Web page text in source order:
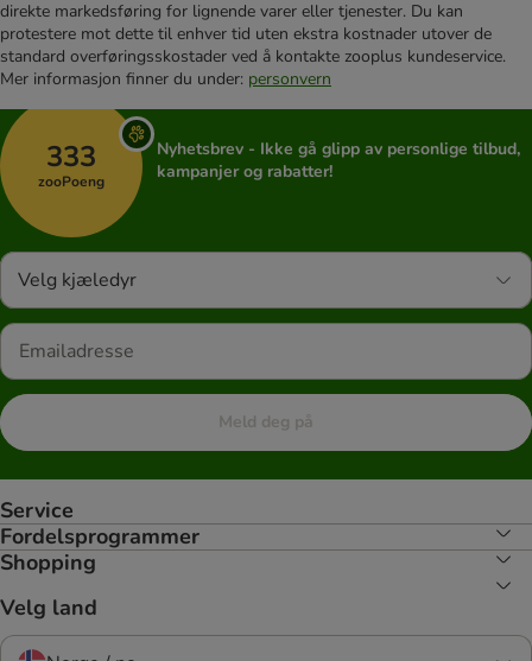
direkte markedsføring for lignende varer eller tjenester. Du kan
protestere mot dette til enhver tid uten ekstra kostnader utover de
standard overføringsskostader ved å kontakte zooplus kundeservice.
Mer informasjon finner du under: personvern
333
zooPoeng
Nyhetsbrev - Ikke gå glipp av personlige tilbud,
kampanjer og rabatter!
Velg kjæledyr
Meld deg på
Service
Fordelsprogrammer
Shopping
Velg land